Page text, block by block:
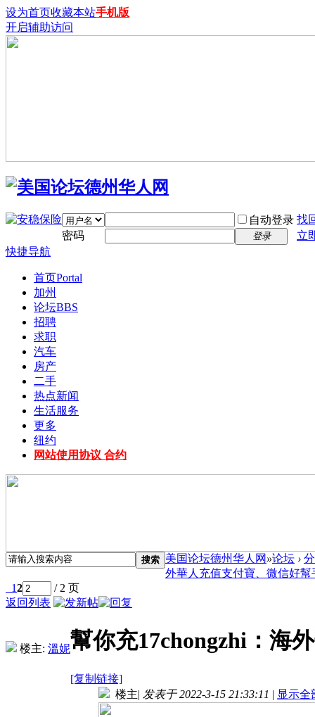
设为首页收藏本站手机版
开启辅助访问
自动登录 找
密码
登录
立
快捷导航
首页Portal
加州
论坛BBS
招聘
求职
汽车
房产
二手
热点新闻
生活服务
更多
纽约
网站使用协议 合约
搜索 美国论坛德州华人网 »论坛 ›
外華人充值支付寶、微信好幫
12
/ 2 页
返回列表
楼主: 溫妮幫你充17chongzhi：海
[复制链接]
楼主| 发表于 2022-3-15 21:33:11 | 显示全